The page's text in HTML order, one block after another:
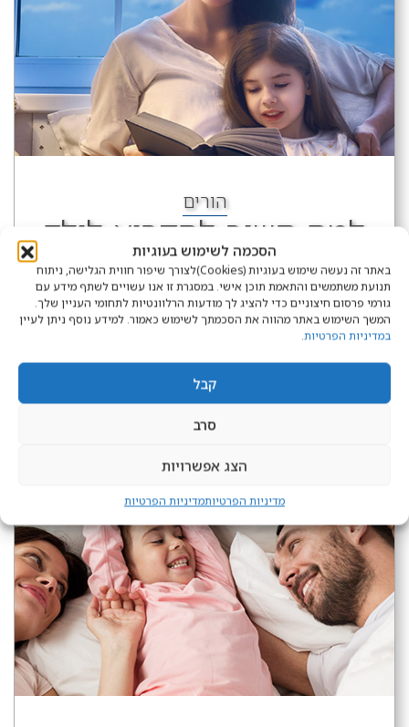
הסכמה לשימוש בעוגיות
באתר זה נעשה שימוש בעוגיות (Cookies)לצורך שיפור חווית הגלישה, ניתוח
תנועת משתמשים והתאמת תוכן אישי. במסגרת זו אנו עשויים לשתף מידע עם
גורמי פרסום חיצוניים כדי להציג לך מודעות הרלוונטיות לתחומי העניין שלך.
המשך השימוש באתר מהווה את הסכמתך לשימוש כאמור. למידע נוסף ניתן לעיין
במדיניות הפרטיות.
קבל
סרב
הצג אפשרויות
מדיניות הפרטיותמדיניות הפרטיות
הורים
למה חשוב להקריא לילד
סיפור לפני השינה?
הבית שקט ורגוע. הילדים כבר אחרי ארוחת
ערב ומקלחת. עכשיו זה הזמן המתאים
להתכרבל ביחד מתחת לשמיכה ולהקריא להם
סיפור לפני השינה שיגרום להם לצלול לשנת...